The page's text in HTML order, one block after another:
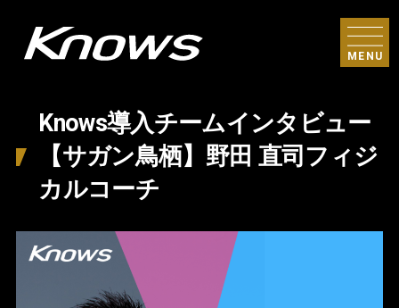
MENU
Knows導入チームインタビュー
【サガン鳥栖】野田 直司フィジ
カルコーチ